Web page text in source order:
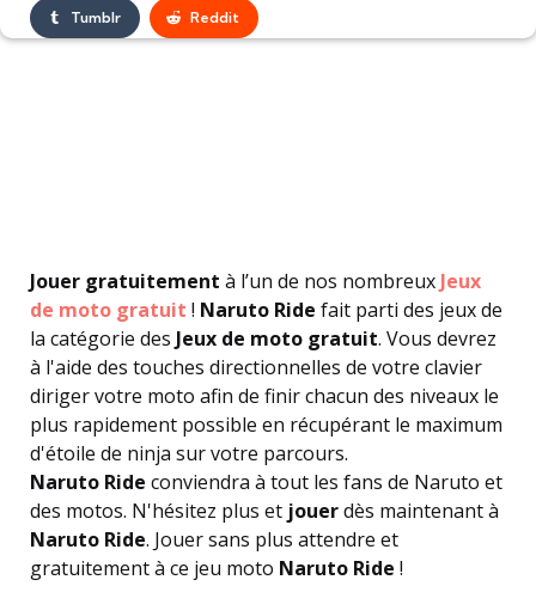
Tumblr Reddit
Jouer gratuitement à l’un de nos nombreux Jeux
de moto gratuit ! Naruto Ride fait parti des jeux de
la catégorie des Jeux de moto gratuit. Vous devrez
à l'aide des touches directionnelles de votre clavier
diriger votre moto afin de finir chacun des niveaux le
plus rapidement possible en récupérant le maximum
d'étoile de ninja sur votre parcours.
Naruto Ride conviendra à tout les fans de Naruto et
des motos. N'hésitez plus et jouerdès maintenant à
Naruto Ride. Jouer sans plus attendre et
gratuitement à ce jeu moto Naruto Ride !